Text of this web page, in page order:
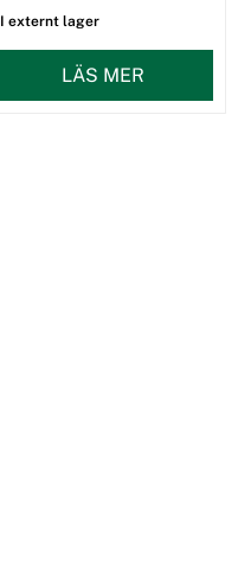
I externt lager
LÄS MER